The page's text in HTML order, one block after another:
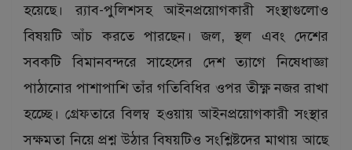
হয়েছে। র‌্যাব-পুলিশসহ আইনপ্রয়োগকারী সংস্থাগুলোও
বিষয়টি আঁচ করতে পারছেন। জল, স্থল এবং দেশের
সবকটি বিমানবন্দরে সাহেদের দেশ ত্যাগে নিষেধাজ্ঞা
পাঠানোর পাশাপাশি তাঁর গতিবিধির ওপর তীক্ষ্ণ নজর রাখা
হচ্ছেে। গ্রেফতারে বিলম্ব হওয়ায় আইনপ্রয়োগকারী সংস্থার
সক্ষমতা নিয়ে প্রশ্ন উঠার বিষয়টিও সংশ্লিষ্টদের মাথায় আছে